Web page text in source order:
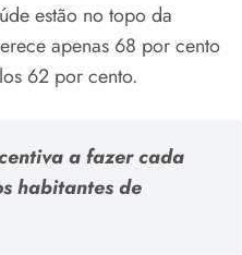
estão no topo da
apenas 68 por cento
62 por cento.
a fazer cada
habitantes de